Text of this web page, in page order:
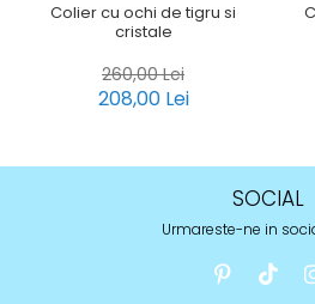
Colier cu ochi de tigru si
cristale
260,00 Lei
208,00 Lei
SOCIAL
Urmareste-ne in